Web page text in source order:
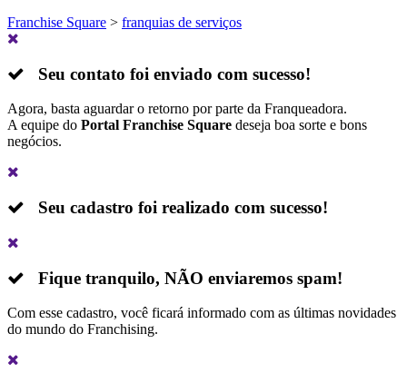
Franchise Square > franquias de serviços
Seu contato foi enviado com sucesso!
Agora, basta aguardar o retorno por parte da Franqueadora.
A equipe do Portal Franchise Square deseja boa sorte e bons
negócios.
Seu cadastro foi realizado com sucesso!
Fique tranquilo, NÃO enviaremos spam!
Com esse cadastro, você ficará informado com as últimas novidades
do mundo do Franchising.